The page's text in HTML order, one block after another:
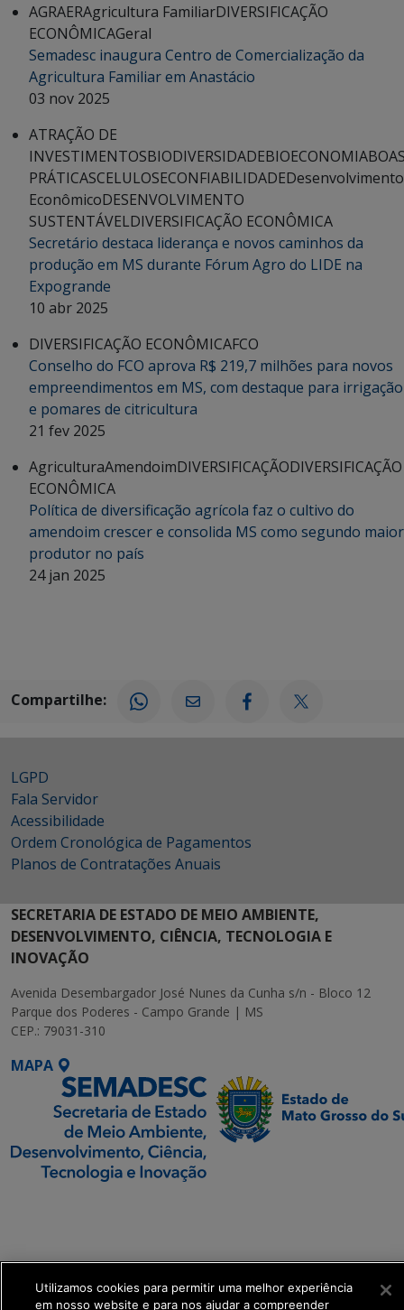
AGRAERAgricultura FamiliarDIVERSIFICAÇÃO
ECONÔMICAGeral
Semadesc inaugura Centro de Comercialização da
Agricultura Familiar em Anastácio
03 nov 2025
ATRAÇÃO DE
INVESTIMENTOSBIODIVERSIDADEBIOECONOMIA
PRÁTICASCELULOSECONFIABILIDADEDesenvolvimento
EconômicoDESENVOLVIMENTO
SUSTENTÁVELDIVERSIFICAÇÃO ECONÔMICA
Secretário destaca liderança e novos caminhos da
produção em MS durante Fórum Agro do LIDE na
Expogrande
10 abr 2025
DIVERSIFICAÇÃO ECONÔMICAFCO
Conselho do FCO aprova R$ 219,7 milhões para novos
empreendimentos em MS, com destaque para irrigação
e pomares de citricultura
21 fev 2025
AgriculturaAmendoimDIVERSIFICAÇÃODIVERSIFICAÇÃO
ECONÔMICA
Política de diversificação agrícola faz o cultivo do
amendoim crescer e consolida MS como segundo maior
produtor no país
24 jan 2025
Compartilhe:
LGPD
Fala Servidor
Acessibilidade
Ordem Cronológica de Pagamentos
Planos de Contratações Anuais
SECRETARIA DE ESTADO DE MEIO AMBIENTE,
DESENVOLVIMENTO, CIÊNCIA, TECNOLOGIA E
INOVAÇÃO
Avenida Desembargador José Nunes da Cunha s/n - Bloco 12
Parque dos Poderes - Campo Grande | MS
CEP.: 79031-310
MAPA
get_footer();
Utilizamos cookies para permitir uma melhor experiência
em nosso website e para nos ajudar a compreender